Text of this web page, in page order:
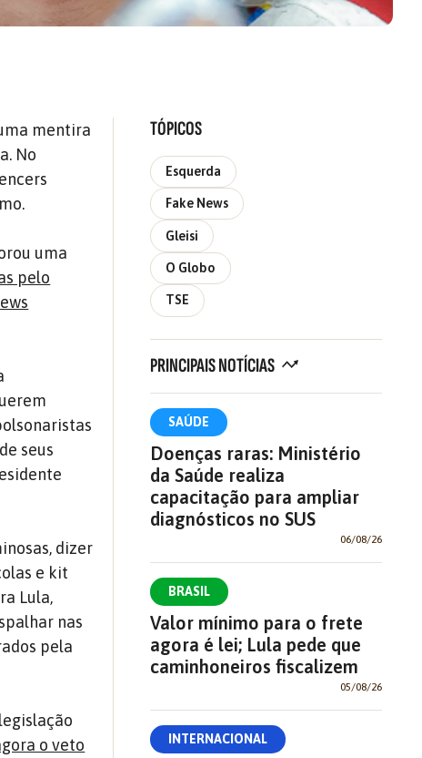
mentira
No
uma
pelo
seus
dizer
e kit
Lula,
nas
pela
o veto
TÓPICOS
Esquerda
Fake News
Gleisi
O Globo
TSE
PRINCIPAIS NOTÍCIAS
SAÚDE
Doenças raras: Ministério
da Saúde realiza
capacitação para ampliar
diagnósticos no SUS
06/08/26
BRASIL
Valor mínimo para o frete
agora é lei; Lula pede que
caminhoneiros fiscalizem
05/08/26
INTERNACIONAL